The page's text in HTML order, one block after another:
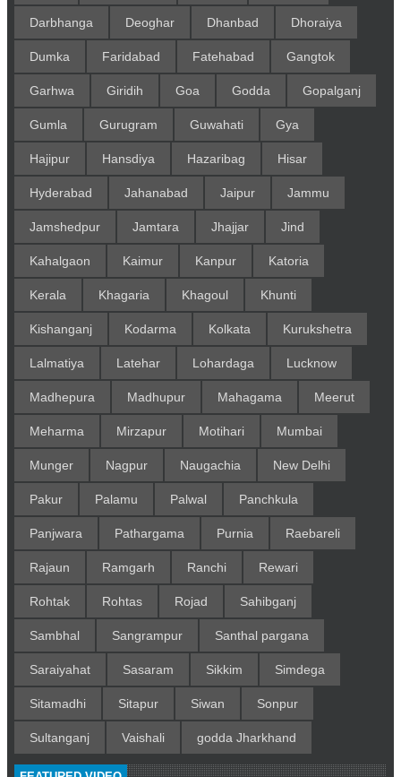
Darbhanga Deoghar Dhanbad Dhoraiya
Dumka Faridabad Fatehabad Gangtok
Garhwa Giridih Goa Godda Gopalganj
Gumla Gurugram Guwahati Gya
Hajipur Hansdiya Hazaribag Hisar
Hyderabad Jahanabad Jaipur Jammu
Jamshedpur Jamtara Jhajjar Jind
Kahalgaon Kaimur Kanpur Katoria
Kerala Khagaria Khagoul Khunti
Kishanganj Kodarma Kolkata Kurukshetra
Lalmatiya Latehar Lohardaga Lucknow
Madhepura Madhupur Mahagama Meerut
Meharma Mirzapur Motihari Mumbai
Munger Nagpur Naugachia New Delhi
Pakur Palamu Palwal Panchkula
Panjwara Pathargama Purnia Raebareli
Rajaun Ramgarh Ranchi Rewari
Rohtak Rohtas Rojad Sahibganj
Sambhal Sangrampur Santhal pargana
Saraiyahat Sasaram Sikkim Simdega
Sitamadhi Sitapur Siwan Sonpur
Sultanganj Vaishali godda Jharkhand